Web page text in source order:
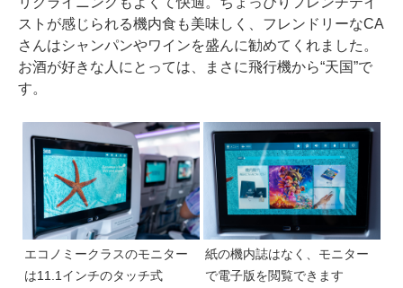
ストが感じられる機内食も美味しく、フレンドリーなCA
さんはシャンパンやワインを盛んに勧めてくれました。
お酒が好きな人にとっては、まさに飛行機から“天国”で
す。
エコノミークラスのモニター
は11.1インチのタッチ式
紙の機内誌はなく、モニター
で電子版を閲覧できます